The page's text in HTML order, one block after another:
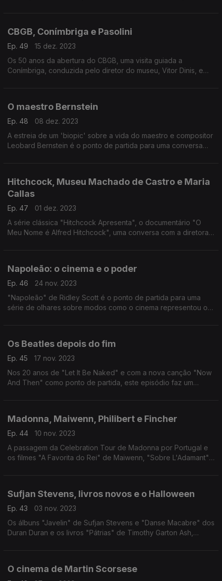
CBGB, Conímbriga e Pasolini
Ep. 49
15 dez. 2023
Os 50 anos da abertura do CBGB, uma visita guiada a
Conímbriga, conduzida pelo diretor do museu, Vitor Dinis, e
O maestro Bernstein
Ep. 48
08 dez. 2023
A estreia de um 'biopic' sobre a vida do maestro e compositor
Leobard Bernstein é o ponto de partida para uma conversa
Hitchcock, Museu Machado de Castro e Maria
Callas
Ep. 47
01 dez. 2023
A série clássica "Hitchcock Apresenta", o documentário "O
Meu Nome é Alfred Hitchcock", uma conversa com a diretora
Napoleão: o cinema e o poder
Ep. 46
24 nov. 2023
"Napoleão" de Ridley Scott é o ponto de partida para uma
série de olhares sobre modos como o cinema representou o
Os Beatles depois do fim
Ep. 45
17 nov. 2023
Nos 20 anos de "Let It Be Naked" e com a nova canção "Now
And Then" como ponto de partida, este episódio faz um
Madonna, Maiwenn, Philibert e Fincher
Ep. 44
10 nov. 2023
A passagem da Celebration Tour de Madonna por Portugal e
os filmes "A Favorita do Rei" de Maiwenn, "Sobre L'Adamant"
Sufjan Stevens, livros novos e o Halloween
Ep. 43
03 nov. 2023
Os álbuns "Javelin" de Sufjan Stevens e "Danse Macabre" dos
Duran Duran e os livros "Pátrias" de Timothy Garton Ash,
O cinema de Martin Scorsese